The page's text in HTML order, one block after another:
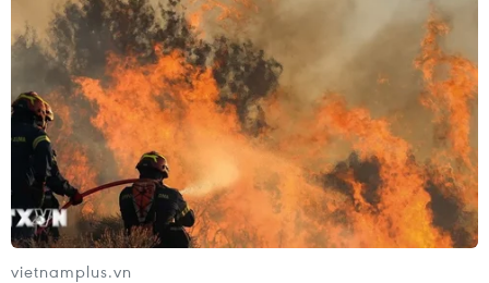
vietnamplus.vn